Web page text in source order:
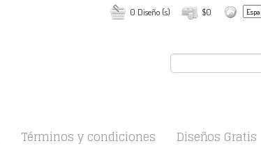
$0
0 Diseño (s)
Términos y condiciones Diseños Gratis